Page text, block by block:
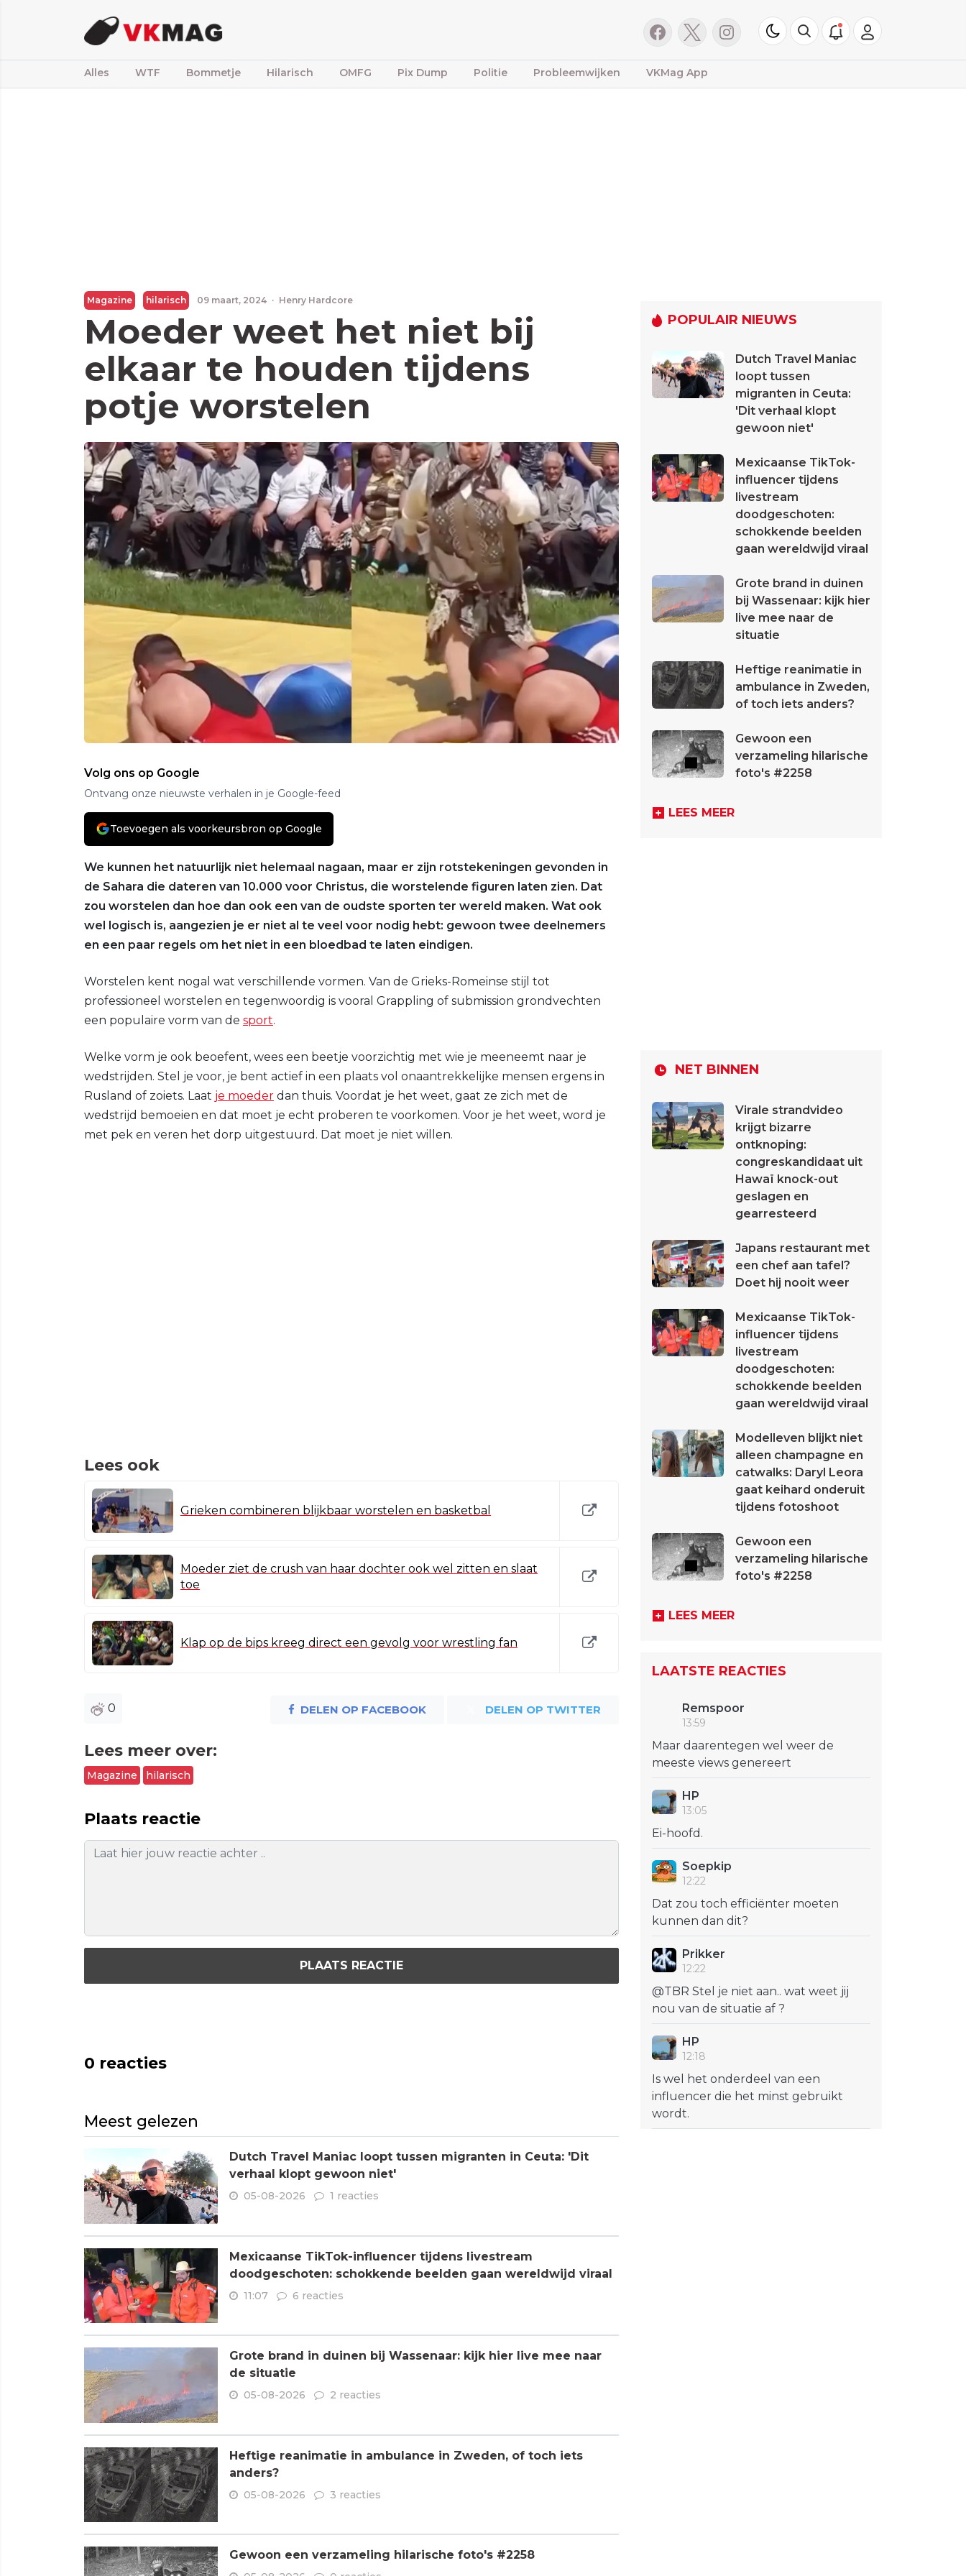
Alles WTF Bommetje Hilarisch OMFG Pix Dump Politie Probleemwijken VKMag App
Magazine hilarisch 09 maart, 2024 · Henry Hardcore
Moeder weet het niet bij
elkaar te houden tijdens
potje worstelen
Volg ons op Google
Ontvang onze nieuwste verhalen in je Google-feed
Toevoegen als voorkeursbron op Google
We kunnen het natuurlijk niet helemaal nagaan, maar er zijn rotstekeningen gevonden in
de Sahara die dateren van 10.000 voor Christus, die worstelende figuren laten zien. Dat
zou worstelen dan hoe dan ook een van de oudste sporten ter wereld maken. Wat ook
wel logisch is, aangezien je er niet al te veel voor nodig hebt: gewoon twee deelnemers
en een paar regels om het niet in een bloedbad te laten eindigen.
Worstelen kent nogal wat verschillende vormen. Van de Grieks-Romeinse stijl tot
professioneel worstelen en tegenwoordig is vooral Grappling of submission grondvechten
een populaire vorm van de sport.
Welke vorm je ook beoefent, wees een beetje voorzichtig met wie je meeneemt naar je
wedstrijden. Stel je voor, je bent actief in een plaats vol onaantrekkelijke mensen ergens in
Rusland of zoiets. Laat je moeder dan thuis. Voordat je het weet, gaat ze zich met de
wedstrijd bemoeien en dat moet je echt proberen te voorkomen. Voor je het weet, word je
met pek en veren het dorp uitgestuurd. Dat moet je niet willen.
Lees ook
Grieken combineren blijkbaar worstelen en basketbal
Moeder ziet de crush van haar dochter ook wel zitten en slaat
toe
Klap op de bips kreeg direct een gevolg voor wrestling fan
0 DELEN OP FACEBOOK DELEN OP TWITTER
Lees meer over:
Magazine hilarisch
Plaats reactie
PLAATS REACTIE
0 reacties
Meest gelezen
Dutch Travel Maniac loopt tussen migranten in Ceuta: 'Dit
verhaal klopt gewoon niet'
05-08-2026 1 reacties
Mexicaanse TikTok-influencer tijdens livestream
doodgeschoten: schokkende beelden gaan wereldwijd viraal
11:07 6 reacties
Grote brand in duinen bij Wassenaar: kijk hier live mee naar
de situatie
05-08-2026 2 reacties
Heftige reanimatie in ambulance in Zweden, of toch iets
anders?
05-08-2026 3 reacties
Gewoon een verzameling hilarische foto's #2258
POPULAIR NIEUWS
Dutch Travel Maniac
loopt tussen
migranten in Ceuta:
'Dit verhaal klopt
gewoon niet'
Mexicaanse TikTok-
influencer tijdens
livestream
doodgeschoten:
schokkende beelden
gaan wereldwijd viraal
Grote brand in duinen
bij Wassenaar: kijk hier
live mee naar de
situatie
Heftige reanimatie in
ambulance in Zweden,
of toch iets anders?
Gewoon een
verzameling hilarische
foto's #2258
LEES MEER
NET BINNEN
Virale strandvideo
krijgt bizarre
ontknoping:
congreskandidaat uit
Hawaï knock-out
geslagen en
gearresteerd
Japans restaurant met
een chef aan tafel?
Doet hij nooit weer
Mexicaanse TikTok-
influencer tijdens
livestream
doodgeschoten:
schokkende beelden
gaan wereldwijd viraal
Modelleven blijkt niet
alleen champagne en
catwalks: Daryl Leora
gaat keihard onderuit
tijdens fotoshoot
Gewoon een
verzameling hilarische
foto's #2258
LEES MEER
LAATSTE REACTIES
Remspoor
13:59
Maar daarentegen wel weer de
meeste views genereert
HP
13:05
Ei-hoofd.
Soepkip
12:22
Dat zou toch efficiënter moeten
kunnen dan dit?
Prikker
12:22
@TBR Stel je niet aan.. wat weet jij
nou van de situatie af ?
HP
12:18
Is wel het onderdeel van een
influencer die het minst gebruikt
wordt.